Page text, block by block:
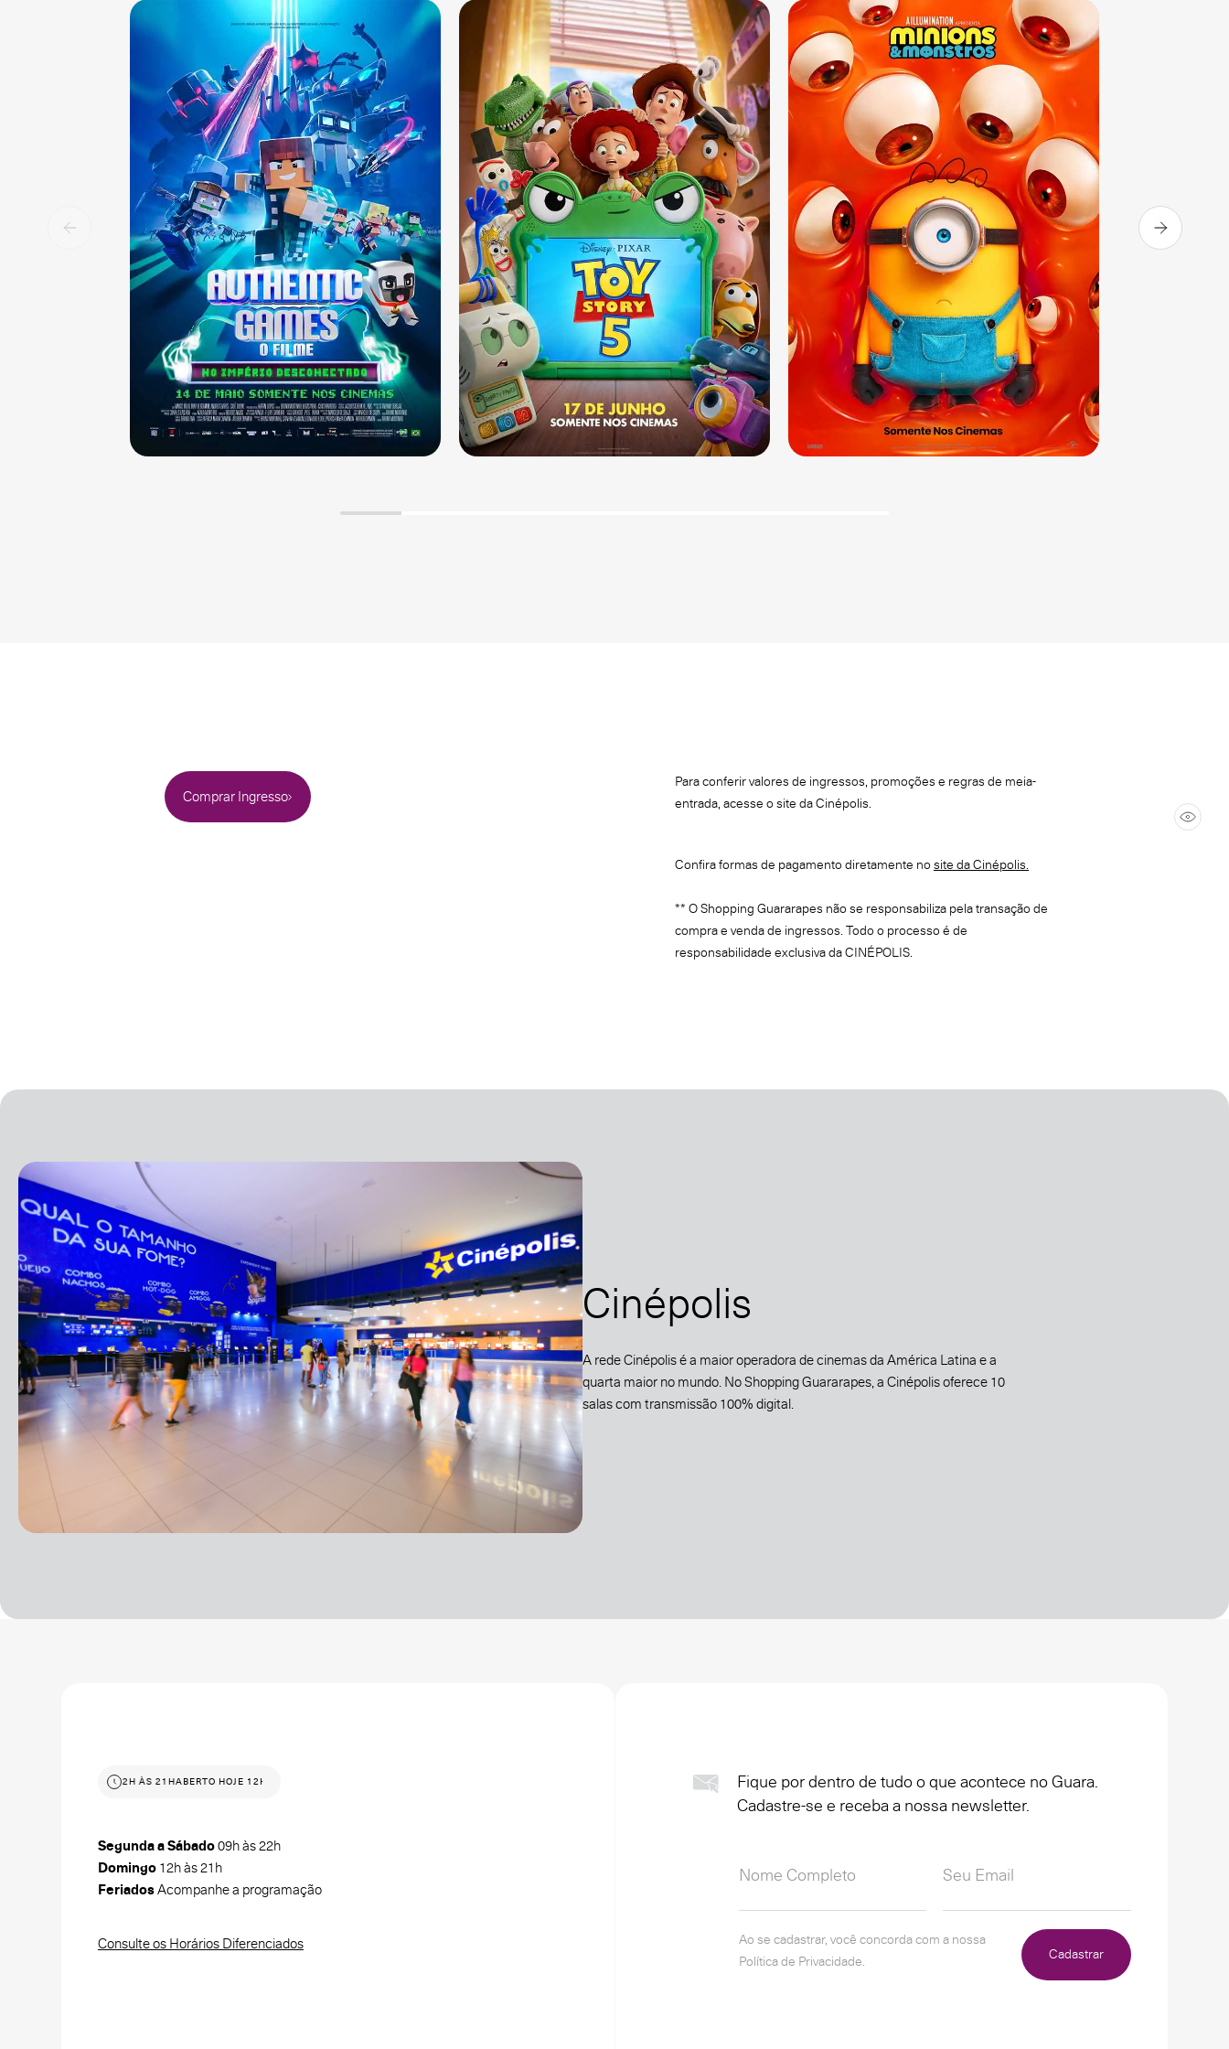
Sala 1 13:00 NAC Sala 10 13:10 - 15:50 - 18:30 DUB Sala 3 13:50 DUB Sala 3
Comprar Ingresso
Para conferir valores de ingressos, promoções e regras de meia-
entrada, acesse o site da Cinépolis.
Confira formas de pagamento diretamente no site da Cinépolis.
** O Shopping Guararapes não se responsabiliza pela transação de
compra e venda de ingressos. Todo o processo é de
responsabilidade exclusiva da CINÉPOLIS.
Cinépolis
A rede Cinépolis é a maior operadora de cinemas da América Latina e a
quarta maior no mundo. No Shopping Guararapes, a Cinépolis oferece 10
salas com transmissão 100% digital.
ABERTO HOJE 12H ÀS 21HABERTO HOJE 12H ÀS 21H
Segunda a Sábado09h às 22h
Domingo 12h às 21h
FeriadosAcompanhe a programação
Consulte os Horários Diferenciados
Fique por dentro de tudo o que acontece no Guara.
Cadastre-se e receba a nossa newsletter.
Ao se cadastrar, você concorda com a nossa
Política de Privacidade.
Cadastrar